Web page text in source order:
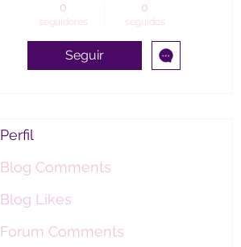
0
seguidores
0
seguidos
Seguir
Perfil
Blog Comments
Blog Likes
Forum Comments